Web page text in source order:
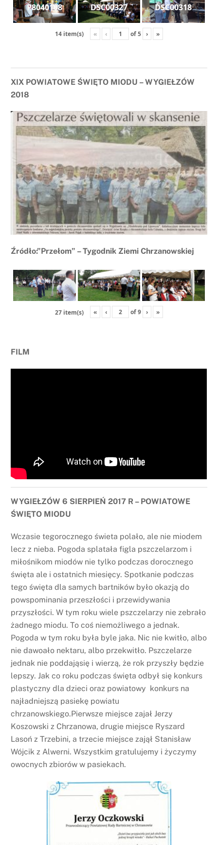
P8040108 DSC00327 DSC00318
14 item(s) « ‹ of5 › »
XIX POWIATOWE ŚWIĘTO MIODU – WYGIEŁZÓW
2018
Źródło:”Przełom” – Tygodnik Ziemi Chrzanowskiej
27 item(s) « ‹ of9 › »
FILM
WYGIEŁZÓW 6 SIERPIEŃ 2017 R – POWIATOWE
ŚWIĘTO MIODU
Wczasie tegorocznego świeta polało, ale nie miodem
lecz z nieba. Pogoda splatała figla pszczelarzom i
miłośnikom miodów nie tylko podczas dorocznego
święta ale i ostatnich miesięcy. Spotkanie podczas
tego święta dla samych bartników było okazją do
powspominania przeszłości i przewidywania
przyszłości. W tym roku wiele pszczelarzy nie zebrało
żadnego miodu. To coś niemożliwego a jednak.
Pogoda w tym roku była byle jaka. Nic nie kwitło, albo
nie dawoało nektaru, albo przekwitło. Pszczelarze
jednak nie poddająsię i wierzą, że rok przyszły będzie
lepszy. Jak co roku podczas święta odbył się konkurs
plastyczny dla dzieci oraz powiatowy konkurs na
najładniejszą pasiekę powiatu
chrzanowskiego.Pierwsze miejsce zajał Jerzy
Koszowski z Chrzanowa, drugie miejsce Ryszard
Lasoń z Trzebini, a trzecie miejsce zajął Stanisław
Wójcik z Alwerni. Wszystkim gratulujemy i życzymy
owocnych zbiorów w pasiekach.